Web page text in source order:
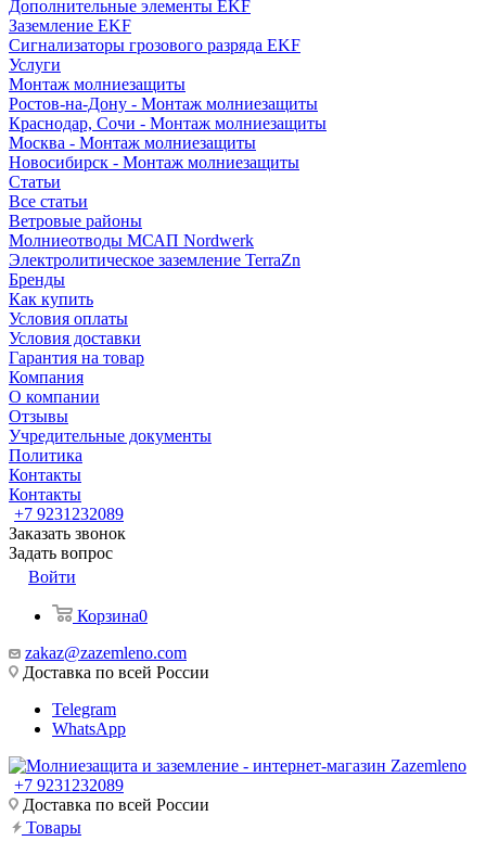
Дополнительные элементы EKF
Заземление EKF
Сигнализаторы грозового разряда EKF
Услуги
Монтаж молниезащиты
Ростов-на-Дону - Монтаж молниезащиты
Краснодар, Сочи - Монтаж молниезащиты
Москва - Монтаж молниезащиты
Новосибирск - Монтаж молниезащиты
Статьи
Все статьи
Ветровые районы
Молниеотводы МСАП Nordwerk
Электролитическое заземление TerraZn
Бренды
Как купить
Условия оплаты
Условия доставки
Гарантия на товар
Компания
О компании
Отзывы
Учредительные документы
Политика
Контакты
Контакты
+7 9231232089
Заказать звонок
Задать вопрос
Войти
Корзина0
zakaz@zazemleno.com
Доставка по всей России
Telegram
WhatsApp
+7 9231232089
Доставка по всей России
Товары